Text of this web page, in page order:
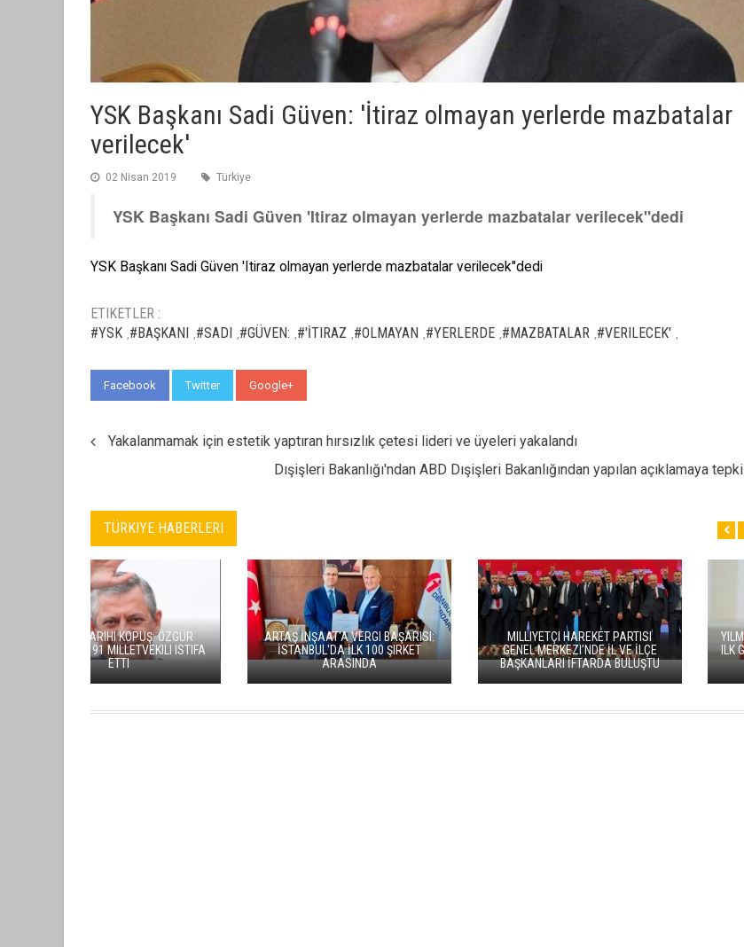
YSK Başkanı Sadi Güven: 'İtiraz olmayan yerlerde mazbatalar
verilecek'
02 Nisan 2019 Türkiye
YSK Başkanı Sadi Güven 'Itiraz olmayan yerlerde mazbatalar verilecek"dedi
YSK Başkanı Sadi Güven 'Itiraz olmayan yerlerde mazbatalar verilecek"dedi
ETIKETLER :
#YSK #BAŞKANI #SADI #GÜVEN: #'İTIRAZ #OLMAYAN #YERLERDE #MAZBATALAR #VERILECEK'
Facebook Twitter Google+
Yakalanmamak için estetik yaptıran hırsızlık çetesi lideri ve üyeleri yakalandı
Dışişleri Bakanlığı'ndan ABD Dışişleri Bakanlığından yapılan açıklamaya tepki
TÜRKIYE HABERLERI
YILMAZ TUNÇ: TÜRKIYE YÜZYILI IÇIN
ILK GÜNKÜ HEYECANLA ÇALIŞMAYA
DEVAM EDECEĞIZ
ALI YERLIKAYA'DAN VEDA MESAJI KABINEDE ÖNEMLI 2 DEĞIŞIKLIK